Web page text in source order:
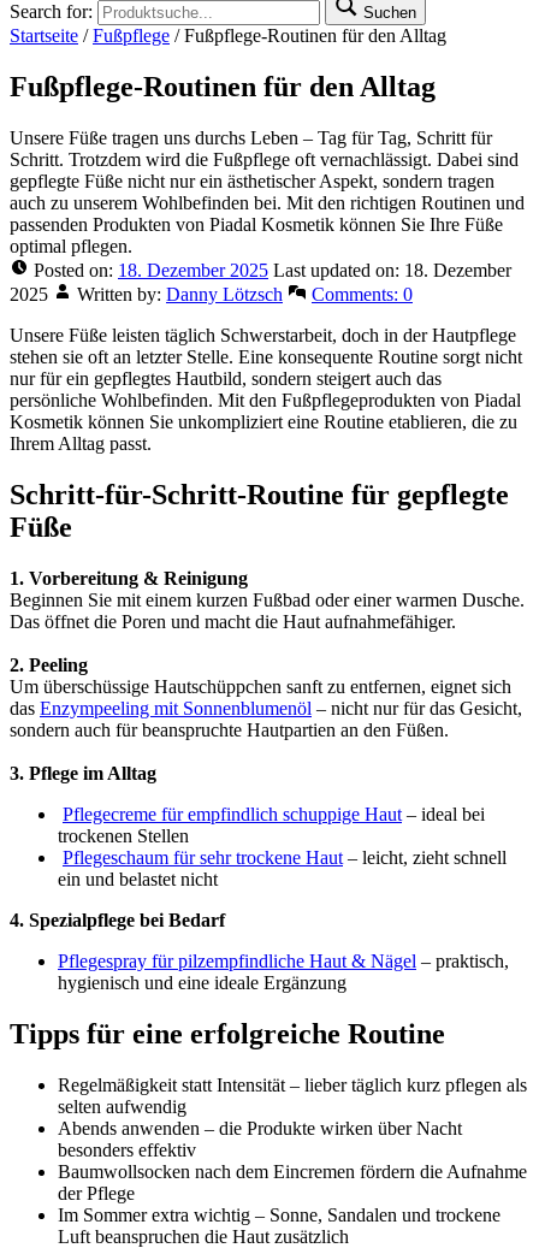
Search for: Suchen
Startseite /Fußpflege /Fußpflege-Routinen für den Alltag
Fußpflege-Routinen für den Alltag
Unsere Füße tragen uns durchs Leben – Tag für Tag, Schritt für
Schritt. Trotzdem wird die Fußpflege oft vernachlässigt. Dabei sind
gepflegte Füße nicht nur ein ästhetischer Aspekt, sondern tragen
auch zu unserem Wohlbefinden bei. Mit den richtigen Routinen und
passenden Produkten von Piadal Kosmetik können Sie Ihre Füße
optimal pflegen.
Posted on: 18. Dezember 2025 Last updated on: 18. Dezember
2025
Written by: Danny Lötzsch Comments: 0
Unsere Füße leisten täglich Schwerstarbeit, doch in der Hautpflege
stehen sie oft an letzter Stelle. Eine konsequente Routine sorgt nicht
nur für ein gepflegtes Hautbild, sondern steigert auch das
persönliche Wohlbefinden. Mit den Fußpflegeprodukten von Piadal
Kosmetik können Sie unkompliziert eine Routine etablieren, die zu
Ihrem Alltag passt.
Schritt-für-Schritt-Routine für gepflegte
Füße
1. Vorbereitung & Reinigung
Beginnen Sie mit einem kurzen Fußbad oder einer warmen Dusche.
Das öffnet die Poren und macht die Haut aufnahmefähiger.
2. Peeling
Um überschüssige Hautschüppchen sanft zu entfernen, eignet sich
das Enzympeeling mit Sonnenblumenöl – nicht nur für das Gesicht,
sondern auch für beanspruchte Hautpartien an den Füßen.
3. Pflege im Alltag
Pflegecreme für empfindlich schuppige Haut – ideal bei
trockenen Stellen
Pflegeschaum für sehr trockene Haut – leicht, zieht schnell
ein und belastet nicht
4. Spezialpflege bei Bedarf
Pflegespray für pilzempfindliche Haut & Nägel – praktisch,
hygienisch und eine ideale Ergänzung
Tipps für eine erfolgreiche Routine
Regelmäßigkeit statt Intensität – lieber täglich kurz pflegen als
selten aufwendig
Abends anwenden – die Produkte wirken über Nacht
besonders effektiv
Baumwollsocken nach dem Eincremen fördern die Aufnahme
der Pflege
Im Sommer extra wichtig – Sonne, Sandalen und trockene
Luft beanspruchen die Haut zusätzlich